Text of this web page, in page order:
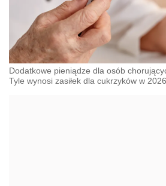
Dodatkowe pieniądze dla osób
Tyle wynosi zasiłek dla cukrzyków w